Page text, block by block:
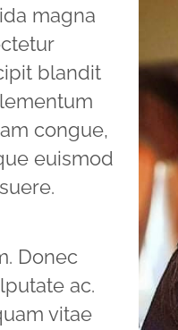
magna
blandit
congue,
euismod
Donec
ac.
vitae